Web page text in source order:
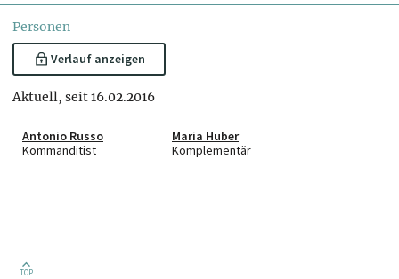
Personen
Verlauf anzeigen
Aktuell, seit 16.02.2016
Antonio Russo
Kommanditist
Maria Huber
Komplementär
TOP